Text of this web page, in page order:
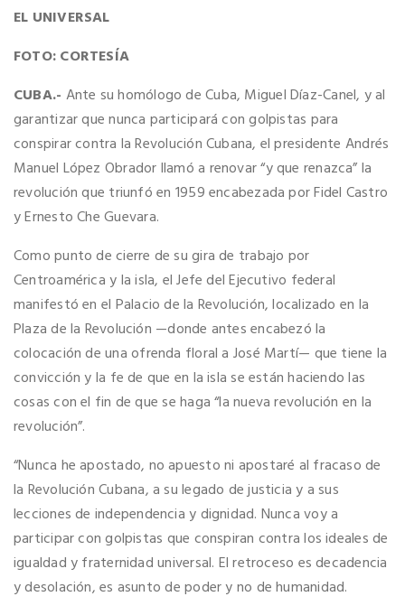
EL UNIVERSAL
FOTO: CORTESÍA
CUBA.- Ante su homólogo de Cuba, Miguel Díaz-Canel, y al
garantizar que nunca participará con golpistas para
conspirar contra la Revolución Cubana, el presidente Andrés
Manuel López Obrador llamó a renovar “y que renazca” la
revolución que triunfó en 1959 encabezada por Fidel Castro
y Ernesto Che Guevara.
Como punto de cierre de su gira de trabajo por
Centroamérica y la isla, el Jefe del Ejecutivo federal
manifestó en el Palacio de la Revolución, localizado en la
Plaza de la Revolución —donde antes encabezó la
colocación de una ofrenda floral a José Martí— que tiene la
convicción y la fe de que en la isla se están haciendo las
cosas con el fin de que se haga “la nueva revolución en la
revolución”.
“Nunca he apostado, no apuesto ni apostaré al fracaso de
la Revolución Cubana, a su legado de justicia y a sus
lecciones de independencia y dignidad. Nunca voy a
participar con golpistas que conspiran contra los ideales de
igualdad y fraternidad universal. El retroceso es decadencia
y desolación, es asunto de poder y no de humanidad.